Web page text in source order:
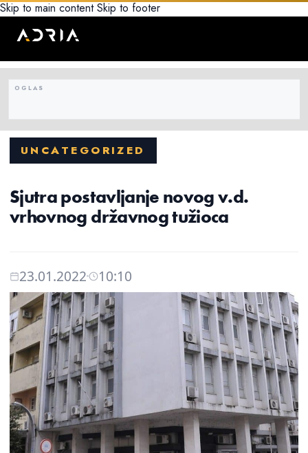
Skip to main content Skip to footer
UNCATEGORIZED
Sjutra postavljanje novog v.d.
vrhovnog državnog tužioca
23.01.2022 10:10